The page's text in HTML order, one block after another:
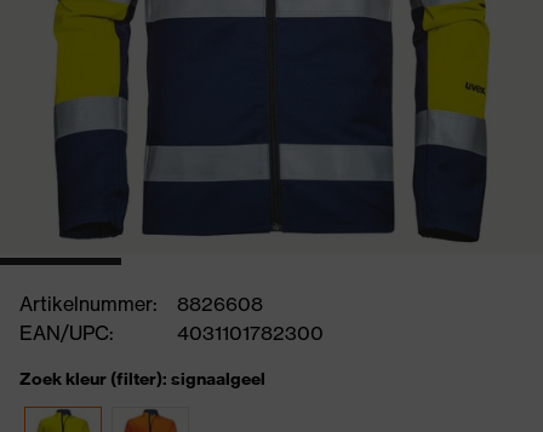
Artikelnummer:
8826608
EAN/UPC:
4031101782300
Zoek kleur (filter): signaalgeel